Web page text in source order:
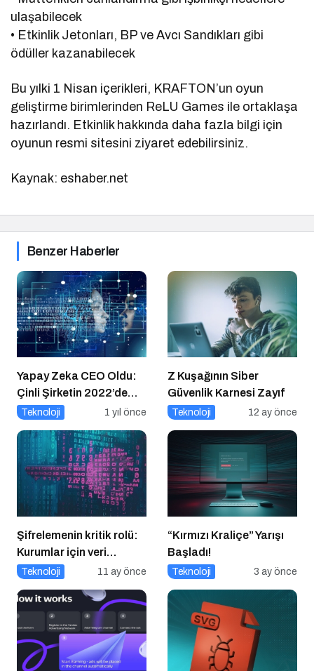
ulaşabilecek
• Etkinlik Jetonları, BP ve Avcı Sandıkları gibi
ödüller kazanabilecek
Bu yılki 1 Nisan içerikleri, KRAFTON’un oyun
geliştirme birimlerinden ReLU Games ile ortaklaşa
hazırlandı. Etkinlik hakkında daha fazla bilgi için
oyunun resmi sitesini ziyaret edebilirsiniz.
Kaynak: eshaber.net
Benzer Haberler
Yapay Zeka CEO Oldu:
Çinli Şirketin 2022’de
Attığı Adım Yeniden
Teknoloji 1 yıl önce
Z Kuşağının Siber
Güvenlik Karnesi Zayıf
Teknoloji 12 ay önce
Şifrelemenin kritik rolü:
Kurumlar için veri
güvenliğinin temel
Teknoloji 11 ay önce
“Kırmızı Kraliçe” Yarışı
Başladı!
Teknoloji 3 ay önce